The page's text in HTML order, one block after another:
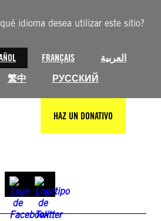
idioma desea utilizar este sitio?
FRANÇAIS
العربية
繁中 РУССКИЙ
HAZ UN DONATIVO